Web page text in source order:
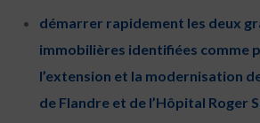
démarrer rapidement les deux
immobilières identifiées comme
l’extension et la modernisation
de Flandre et de l’Hôpital Roger